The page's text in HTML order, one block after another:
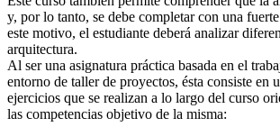
y, por lo tanto, se debe completar con una
este motivo, el estudiante deberá analizar
arquitectura.
Al ser una asignatura práctica basada en el
entorno de taller de proyectos, ésta consiste en
ejercicios que se realizan a lo largo del curso
las competencias objetivo de la misma: